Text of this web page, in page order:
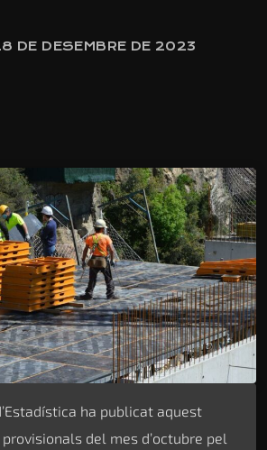
DE DESEMBRE DE 2023
ha publicat aquest
del mes d’octubre pel